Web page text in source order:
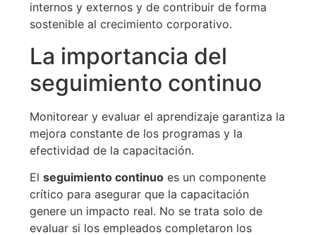
internos y externos y de contribuir de forma
sostenible al crecimiento corporativo.
La importancia del
seguimiento continuo
Monitorear y evaluar el aprendizaje garantiza la
mejora constante de los programas y la
efectividad de la capacitación.
El seguimiento continuo es un componente
crítico para asegurar que la capacitación
genere un impacto real. No se trata solo de
evaluar si los empleados completaron los